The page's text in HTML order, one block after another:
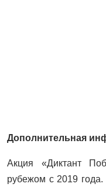
Дополнительная
Акция «Диктант
рубежом с 2019